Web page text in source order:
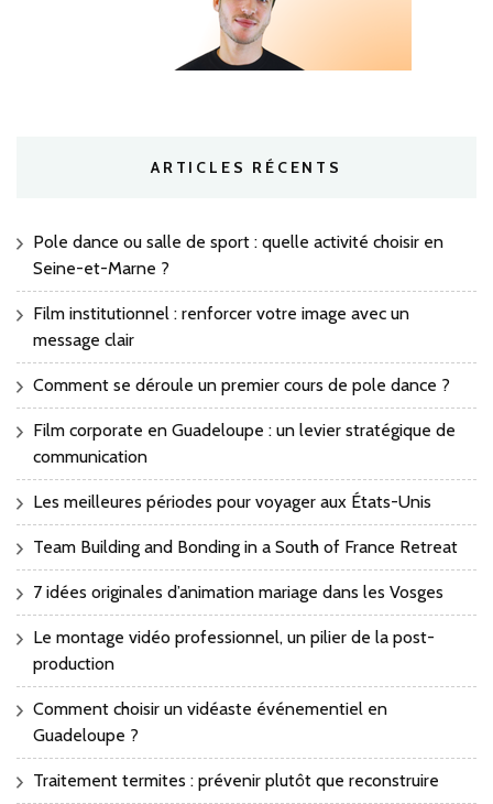
ARTICLES RÉCENTS
Pole dance ou salle de sport : quelle activité choisir en
Seine-et-Marne ?
Film institutionnel : renforcer votre image avec un
message clair
Comment se déroule un premier cours de pole dance ?
Film corporate en Guadeloupe : un levier stratégique de
communication
Les meilleures périodes pour voyager aux États-Unis
Team Building and Bonding in a South of France Retreat
7 idées originales d’animation mariage dans les Vosges
Le montage vidéo professionnel, un pilier de la post-
production
Comment choisir un vidéaste événementiel en
Guadeloupe ?
Traitement termites : prévenir plutôt que reconstruire